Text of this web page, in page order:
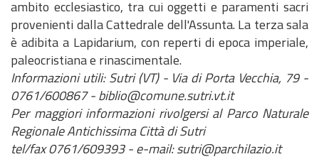
ambito ecclesiastico, tra cui oggetti e paramenti sacri
provenienti dalla Cattedrale dell'Assunta. La terza sala
è adibita a Lapidarium, con reperti di epoca imperiale,
paleocristiana e rinascimentale.
Informazioni utili: Sutri (VT) - Via di Porta Vecchia, 79 -
0761/600867 - biblio@comune.sutri.vt.it
Per maggiori informazioni rivolgersi al Parco Naturale
Regionale Antichissima Città di Sutri
tel/fax 0761/609393 - e-mail: sutri@parchilazio.it